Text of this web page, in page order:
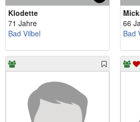
Klodette
71 Jahre
Bad Vilbel
66
Bad